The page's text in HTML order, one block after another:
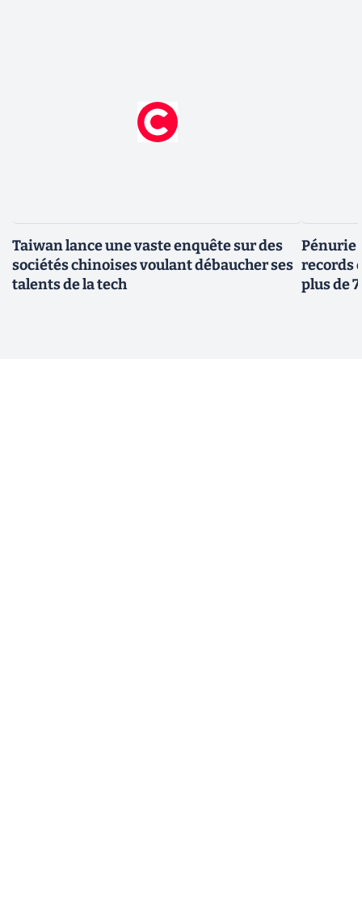
Taiwan lance une vaste enquête sur des
sociétés chinoises voulant débaucher ses
talents de la tech
Pénurie
records
plus de